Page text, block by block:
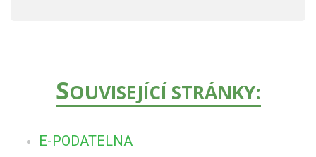
SOUVISEJÍCÍ STRÁNKY:
E-PODATELNA